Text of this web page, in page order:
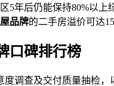
5年后仍能保持80%以上
品牌的二手房溢价可达
口碑排行榜
度调查及交付质量抽检，